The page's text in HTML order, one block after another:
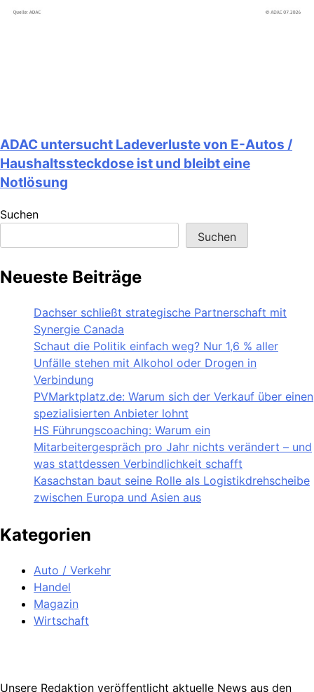
ADAC untersucht Ladeverluste von E-Autos /
Haushaltssteckdose ist und bleibt eine
Notlösung
Suchen
Suchen
Neueste Beiträge
Dachser schließt strategische Partnerschaft mit
Synergie Canada
Schaut die Politik einfach weg? Nur 1,6 % aller
Unfälle stehen mit Alkohol oder Drogen in
Verbindung
PVMarktplatz.de: Warum sich der Verkauf über einen
spezialisierten Anbieter lohnt
HS Führungscoaching: Warum ein
Mitarbeitergespräch pro Jahr nichts verändert – und
was stattdessen Verbindlichkeit schafft
Kasachstan baut seine Rolle als Logistikdrehscheibe
zwischen Europa und Asien aus
Kategorien
Auto / Verkehr
Handel
Magazin
Wirtschaft
Unsere Redaktion veröffentlicht aktuelle News aus den